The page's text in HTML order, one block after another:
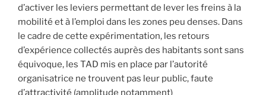
d’activer les leviers permettant de lever les freins à la
mobilité et à l’emploi dans les zones peu denses. Dans
le cadre de cette expérimentation, les retours
d’expérience collectés auprès des habitants sont sans
équivoque, les TAD mis en place par l’autorité
organisatrice ne trouvent pas leur public, faute
d’attractivité (amplitude notamment)